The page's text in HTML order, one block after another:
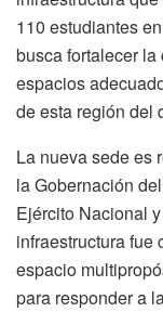
110 estudiantes
busca fortalecer
espacios
de esta región del
La nueva sede es
la Gobernación
Ejército Nacional
infraestructura fue
espacio
para responder a